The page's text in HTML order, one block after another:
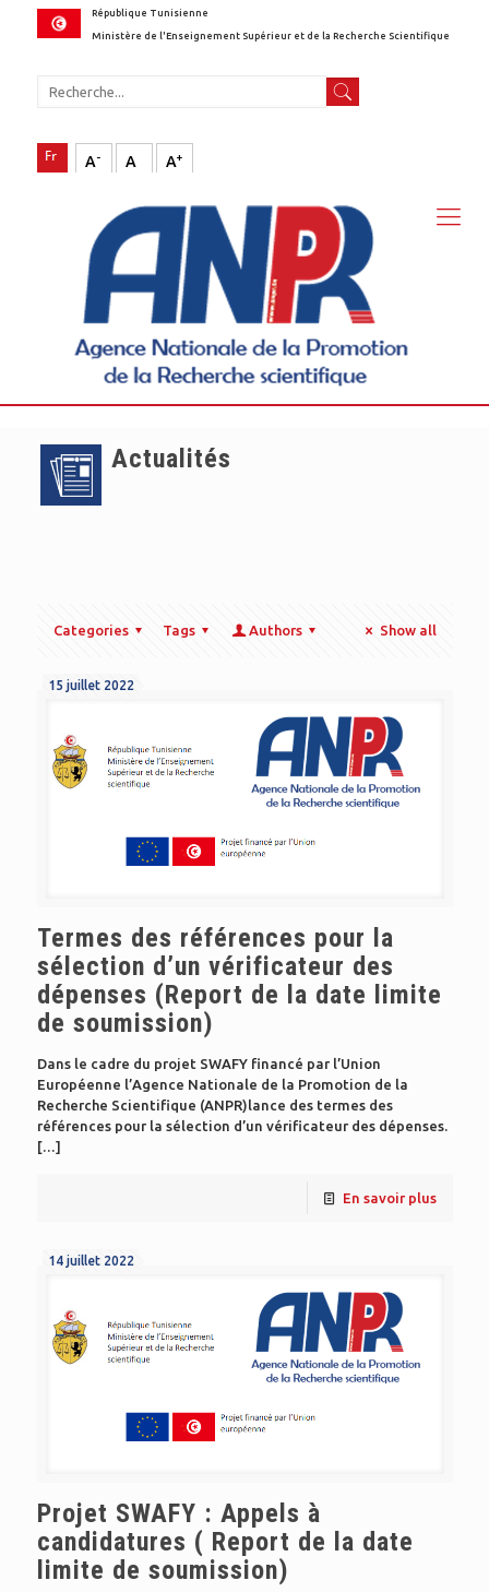
République Tunisienne
Ministère de l'Enseignement Supérieur et de la Recherche Scientifique
A- A A+
Actualités
Categories Tags Authors Show all
15 juillet 2022
Termes des références pour la
sélection d’un vérificateur des
dépenses (Report de la date limite
de soumission)
Dans le cadre du projet SWAFY financé par l’Union
Européenne l’Agence Nationale de la Promotion de la
Recherche Scientifique (ANPR)lance des termes des
références pour la sélection d’un vérificateur des dépenses.
[…]
En savoir plus
14 juillet 2022
Projet SWAFY : Appels à
candidatures ( Report de la date
limite de soumission)